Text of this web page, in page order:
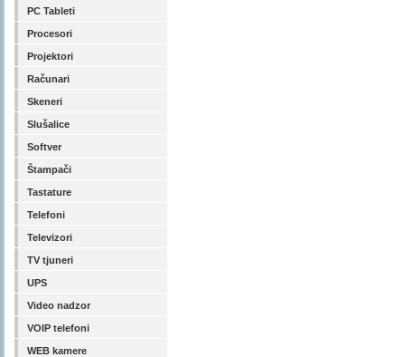
PC Tableti
Procesori
Projektori
Računari
Skeneri
Slušalice
Softver
Štampači
Tastature
Telefoni
Televizori
TV tjuneri
UPS
Video nadzor
VOIP telefoni
WEB kamere